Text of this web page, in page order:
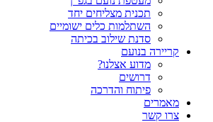
תכנית מצליחים יחד
השתלמות כלים ישומיים
סדנת שילוב בכיתה
קריירה בנועם
מדוע אצלנו?
דרושים
פיתוח והדרכה
מאמרים
צרו קשר